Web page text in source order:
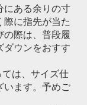
ある余りの寸
に指先が当た
の際は、普段履
ダウンをおすす
は、サイズ仕
います。予めご